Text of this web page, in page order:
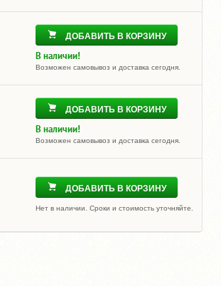
ДОБАВИТЬ В КОРЗИНУ
В наличии!
Возможен самовывоз и доставка сегодня.
ДОБАВИТЬ В КОРЗИНУ
В наличии!
Возможен самовывоз и доставка сегодня.
ДОБАВИТЬ В КОРЗИНУ
Нет в наличии. Сроки и стоимость уточняйте.